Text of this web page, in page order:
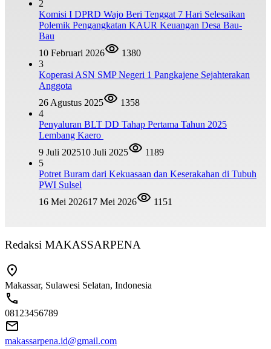
2
Komisi I DPRD Wajo Beri Tenggat 7 Hari Selesaikan
Polemik Pengangkatan KAUR Keuangan Desa Bau-
Bau
10 Februari 2026
1380
3
Koperasi ASN SMP Negeri 1 Pangkajene Sejahterakan
Anggota
26 Agustus 2025
1358
4
Penyaluran BLT DD Tahap Pertama Tahun 2025
Lembang Kaero
9 Juli 202510 Juli 2025
1189
5
Potret Buram dari Kekuasaan dan Keserakahan di Tubuh
PWI Sulsel
16 Mei 202617 Mei 2026 1151
Redaksi MAKASSARPENA
Makassar, Sulawesi Selatan, Indonesia
08123456789
makassarpena.id@gmail.com